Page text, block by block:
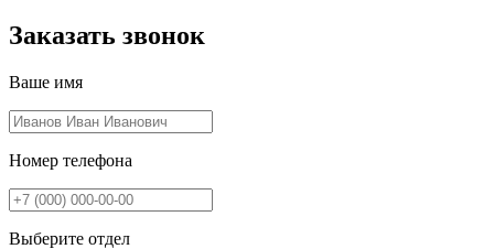
Заказать звонок
Ваше имя
Номер телефона
Выберите отдел